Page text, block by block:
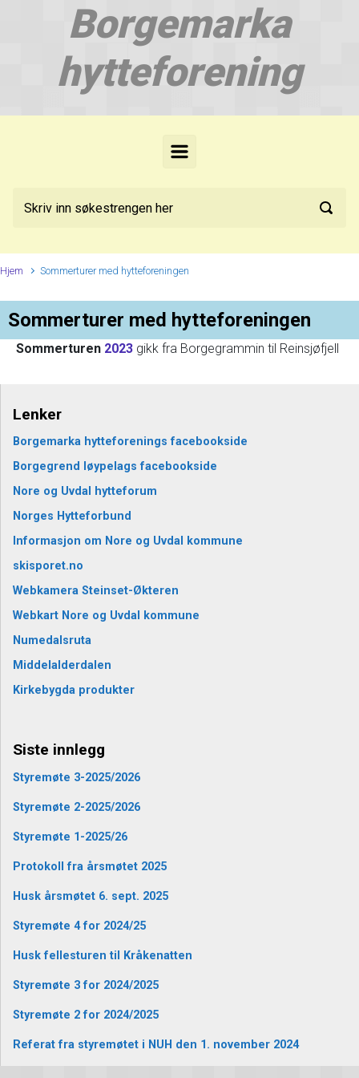
Skip to main content
Borgemarka
hytteforening
Hjem Sommerturer med hytteforeningen
Sommerturer med hytteforeningen
Sommerturen 2023 gikk fra Borgegrammin til Reinsjøfjell
Lenker
Borgemarka hytteforenings facebookside
Borgegrend løypelags facebookside
Nore og Uvdal hytteforum
Norges Hytteforbund
Informasjon om Nore og Uvdal kommune
skisporet.no
Webkamera Steinset-Økteren
Webkart Nore og Uvdal kommune
Numedalsruta
Middelalderdalen
Kirkebygda produkter
Siste innlegg
Styremøte 3-2025/2026
Styremøte 2-2025/2026
Styremøte 1-2025/26
Protokoll fra årsmøtet 2025
Husk årsmøtet 6. sept. 2025
Styremøte 4 for 2024/25
Husk fellesturen til Kråkenatten
Styremøte 3 for 2024/2025
Styremøte 2 for 2024/2025
Referat fra styremøtet i NUH den 1. november 2024